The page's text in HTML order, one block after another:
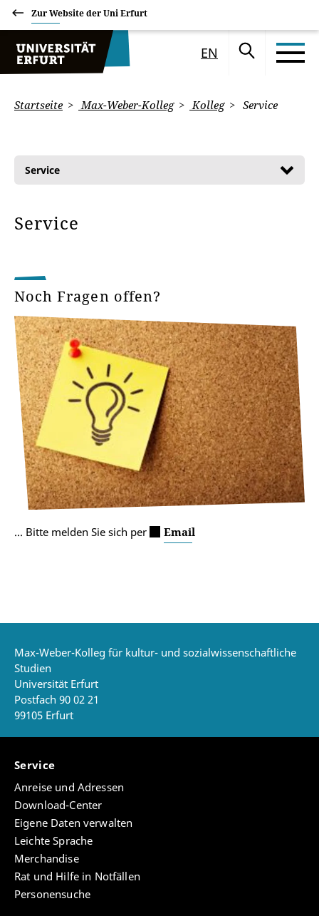
Zur Website der Uni Erfurt
EN
Startseite Max-Weber-Kolleg Kolleg Service
Service
Service
Noch Fragen offen?
... Bitte melden Sie sich per Email
Max-Weber-Kolleg für kultur- und sozialwissenschaftliche
Studien
Universität Erfurt
Postfach 90 02 21
99105 Erfurt
Service
Anreise und Adressen
Download-Center
Eigene Daten verwalten
Leichte Sprache
Merchandise
Rat und Hilfe in Notfällen
Personensuche